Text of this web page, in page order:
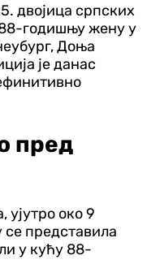
двојица српских
годишњу жену у
Доња
је данас
пред
ујутро око 9
се представила
у кућу 88-